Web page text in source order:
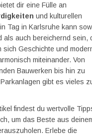
dir eine Fülle an
und kulturellen
Tag in Karlsruhe kann
als auch bereichernd sein,
sich Geschichte und
miteinander. Von
Bauwerken bis hin zu
gibt es vieles
findest du wertvolle
um das Beste aus
Erlebe die